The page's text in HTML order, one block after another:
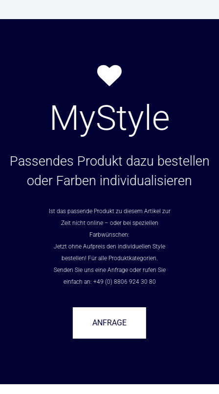
MyStyle
Passendes Produkt dazu bestellen
oder Farben individualisieren
Ist das passende Produkt zu diesem Artikel zur
Zeit nicht online – oder bei speziellen
Farbwünschen:
Jetzt ohne Aufpreis den individuellen Style
bestellen! Für alle Produktkategorien.
Senden Sie uns eine Anfrage oder rufen Sie
einfach an: +49 (0) 8806 924 30 80
ANFRAGE